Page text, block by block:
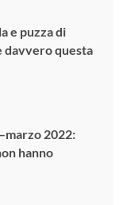
e puzza di
davvero questa
2022:
hanno